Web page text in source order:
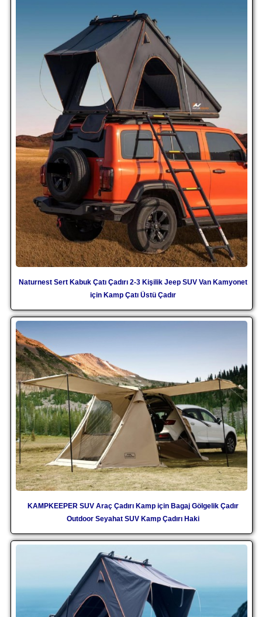
Naturnest Sert Kabuk Çatı Çadırı 2-3 Kişilik Jeep SUV Van Kamyonet
için Kamp Çatı Üstü Çadır
KAMPKEEPER SUV Araç Çadırı Kamp için Bagaj Gölgelik Çadır
Outdoor Seyahat SUV Kamp Çadırı Haki